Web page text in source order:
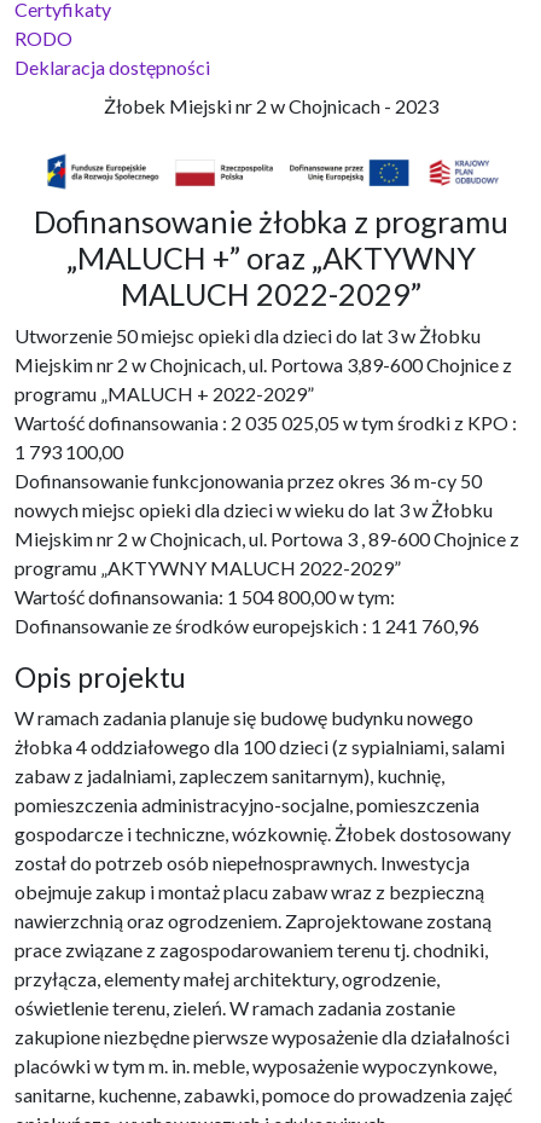
Certyfikaty
RODO
Deklaracja dostępności
Żłobek Miejski nr 2 w Chojnicach - 2023
Dofinansowanie żłobka z programu
„MALUCH +” oraz „AKTYWNY
MALUCH 2022-2029”
Utworzenie 50 miejsc opieki dla dzieci do lat 3 w Żłobku
Miejskim nr 2 w Chojnicach, ul. Portowa 3,89-600 Chojnice z
programu „MALUCH + 2022-2029”
Wartość dofinansowania : 2 035 025,05 w tym środki z KPO :
1 793 100,00
Dofinansowanie funkcjonowania przez okres 36 m-cy 50
nowych miejsc opieki dla dzieci w wieku do lat 3 w Żłobku
Miejskim nr 2 w Chojnicach, ul. Portowa 3 , 89-600 Chojnice z
programu „AKTYWNY MALUCH 2022-2029”
Wartość dofinansowania: 1 504 800,00 w tym:
Dofinansowanie ze środków europejskich : 1 241 760,96
Opis projektu
W ramach zadania planuje się budowę budynku nowego
żłobka 4 oddziałowego dla 100 dzieci (z sypialniami, salami
zabaw z jadalniami, zapleczem sanitarnym), kuchnię,
pomieszczenia administracyjno-socjalne, pomieszczenia
gospodarcze i techniczne, wózkownię. Żłobek dostosowany
został do potrzeb osób niepełnosprawnych. Inwestycja
obejmuje zakup i montaż placu zabaw wraz z bezpieczną
nawierzchnią oraz ogrodzeniem. Zaprojektowane zostaną
prace związane z zagospodarowaniem terenu tj. chodniki,
przyłącza, elementy małej architektury, ogrodzenie,
oświetlenie terenu, zieleń. W ramach zadania zostanie
zakupione niezbędne pierwsze wyposażenie dla działalności
placówki w tym m. in. meble, wyposażenie wypoczynkowe,
sanitarne, kuchenne, zabawki, pomoce do prowadzenia zajęć